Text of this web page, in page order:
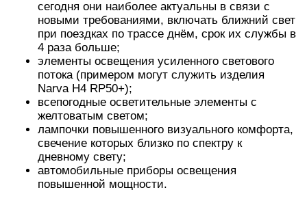
сегодня они наиболее актуальны в связи с
новыми требованиями, включать ближний свет
при поездках по трассе днём, срок их службы в
4 раза больше;
элементы освещения усиленного светового
потока (примером могут служить изделия
Narva H4 RP50+);
всепогодные осветительные элементы с
желтоватым светом;
лампочки повышенного визуального комфорта,
свечение которых близко по спектру к
дневному свету;
автомобильные приборы освещения
повышенной мощности.